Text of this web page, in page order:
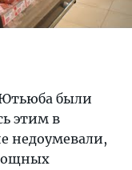
были
этим в
недоумевали,